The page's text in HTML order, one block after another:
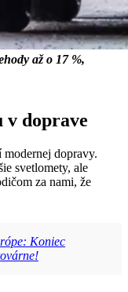
až o 17 %,
v doprave
dopravy.
svetlomety, ale
za nami, že
Koniec